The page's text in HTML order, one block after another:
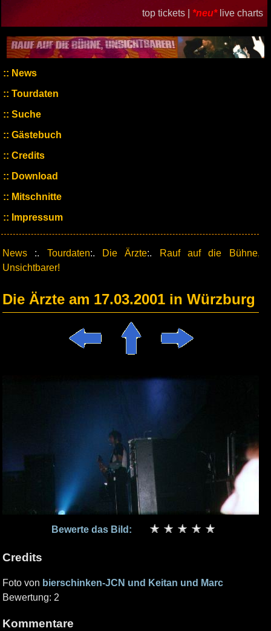
top tickets | *neu* live charts
News
Tourdaten
Suche
Gästebuch
Credits
Download
Mitschnitte
Impressum
News :. Tourdaten:. Die Ärzte:.
Rauf auf die Bühne,
Unsichtbarer!
Die Ärzte am 17.03.2001 in Würzburg
Bewerte das Bild:
Credits
Foto von bierschinken-JCN und Keitan und Marc
Bewertung: 2
Kommentare